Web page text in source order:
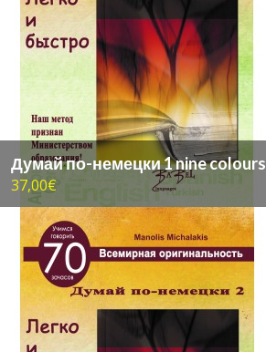
Думай по-немецки 1 nine colours
37,00€